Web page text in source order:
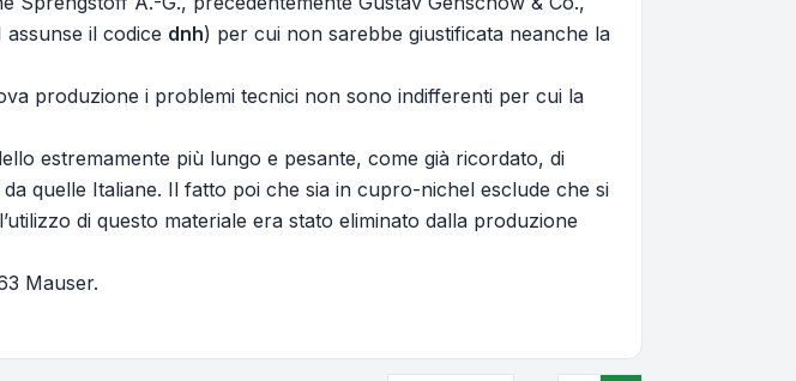
il codice dnh) per cui non sarebbe giustificata neanche la
produzione i problemi tecnici non sono indifferenti per cui la
estremamente più lungo e pesante, come già ricordato, di
quelle Italiane. Il fatto poi che sia in cupro-nichel esclude che si
di questo materiale era stato eliminato dalla produzione
Mauser.